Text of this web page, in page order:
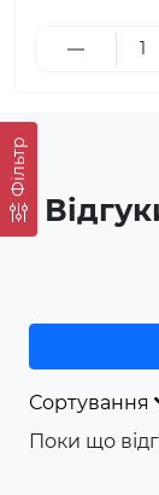
Фільтр
Сортування
Поки що